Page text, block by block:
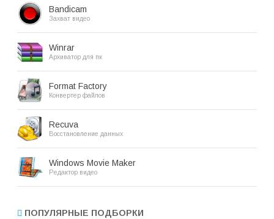
Bandicam
Захват видео
Winrar
Архиватор для пк
Format Factory
Конвертер файлов
Recuva
Восстановление данных
Windows Movie Maker
Редактор видео
ПОПУЛЯРНЫЕ ПОДБОРКИ